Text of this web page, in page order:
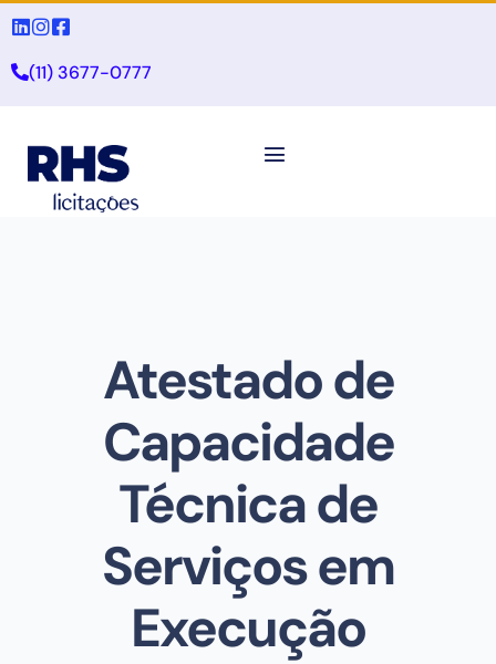
(11) 3677-0777
Atestado de
Capacidade
Técnica de
Serviços em
Execução